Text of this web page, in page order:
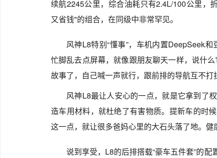
续航2245公里，综合油耗只有2.4L/100公里，
又省钱"的组合，在同级中非常罕见。
风神L8特别“懂事”，车机内置DeepSeek
忙脚乱去点屏幕，就像跟朋友聊天一样，说什
故事了，自己喊一声就行，跟前排的导航互不
风神L8最让人安心的一点，就是它拿到了
造车用材料，就杜绝了有害物质。提新车的时
这一点，就让很多爸妈心里的大石头落了地。
说到享受，L8的后排搭载“豪车五件套”的